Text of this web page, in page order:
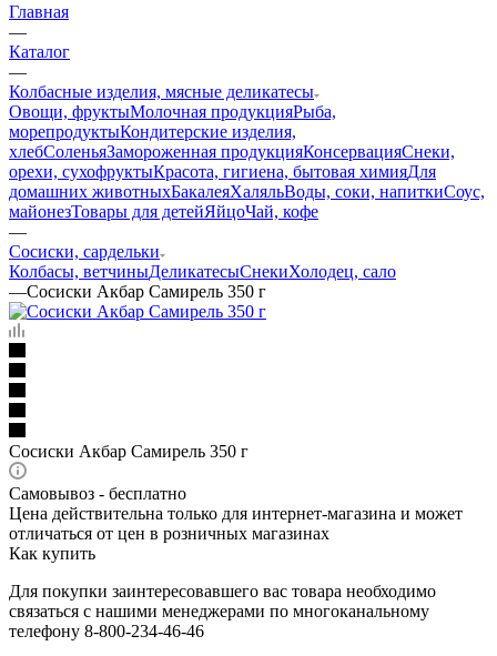
Главная
—
Каталог
—
Колбасные изделия, мясные деликатесы
Овощи, фруктыМолочная продукцияРыба,
морепродуктыКондитерские изделия,
хлебСоленьяЗамороженная продукцияКонсервацияСнеки,
орехи, сухофруктыКрасота, гигиена, бытовая химияДля
домашних животныхБакалеяХаляльВоды, соки, напиткиСоус,
майонезТовары для детейЯйцоЧай, кофе
—
Сосиски, сардельки
Колбасы, ветчиныДеликатесыСнекиХолодец, сало
—Сосиски Акбар Самирель 350 г
Сосиски Акбар Самирель 350 г
Самовывоз - бесплатно
Цена действительна только для интернет-магазина и может
отличаться от цен в розничных магазинах
Как купить
Для покупки заинтересовавшего вас товара необходимо
связаться с нашими менеджерами по многоканальному
телефону 8-800-234-46-46